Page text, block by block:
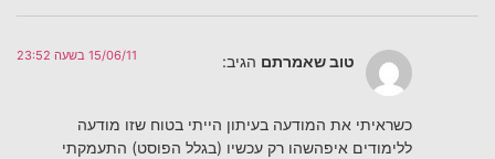
טוב שאמרתם הגיב: 15/06/11 בשעה 23:52
כשראיתי את המודעה בעיתון הייתי בטוח שזו מודעה
ללימודים איפהשהו רק עכשיו (בגלל הפוסט) התעמקתי